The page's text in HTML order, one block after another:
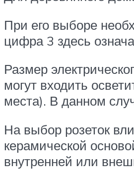
При его выборе
цифра 3 здесь
Размер
могут входить
места). В данном
На выбор розеток
керамической
внутренней или